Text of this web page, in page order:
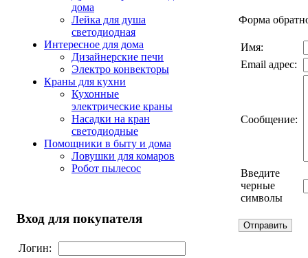
дома
Лейка для душа
светодиодная
Интересное для дома
Дизайнерские печи
Электро конвекторы
Краны для кухни
Кухонные
электрические краны
Насадки на кран
светодиодные
Помощники в быту и дома
Ловушки для комаров
Робот пылесос
Вход для покупателя
Логин:
Форма
Имя:
Email адрес:
Сообщение:
Введите
черные
символы